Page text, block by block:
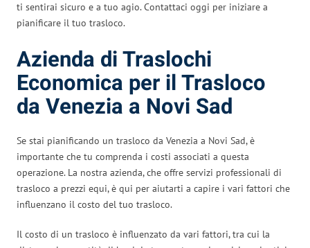
ti sentirai sicuro e a tuo agio. Contattaci oggi per iniziare a
pianificare il tuo trasloco.
Azienda di Traslochi
Economica per il Trasloco
da Venezia a Novi Sad
Se stai pianificando un trasloco da Venezia a Novi Sad, è
importante che tu comprenda i costi associati a questa
operazione. La nostra azienda, che offre servizi professionali di
trasloco a prezzi equi, è qui per aiutarti a capire i vari fattori che
influenzano il costo del tuo trasloco.
Il costo di un trasloco è influenzato da vari fattori, tra cui la